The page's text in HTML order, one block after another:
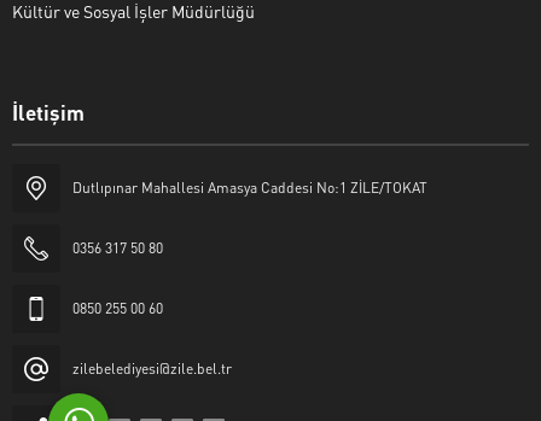
Kültür ve Sosyal İşler Müdürlüğü
İletişim
Dutlıpınar Mahallesi Amasya Caddesi No:1 ZİLE/TOKAT
0356 317 50 80
0850 255 00 60
zilebelediyesi@zile.bel.tr